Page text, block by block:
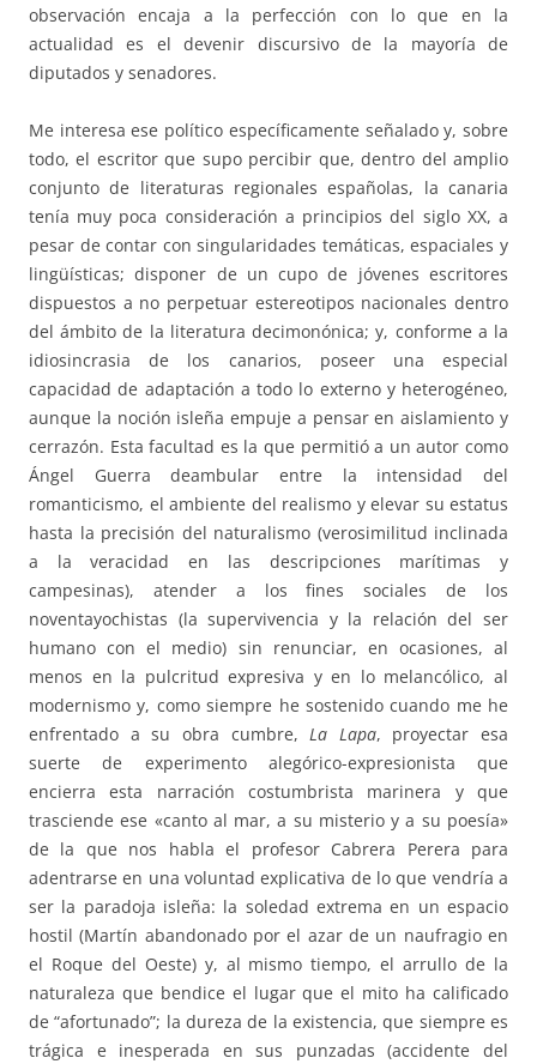
observación encaja a la perfección con lo que en la
actualidad es el devenir discursivo de la mayoría de
diputados y senadores.
Me interesa ese político específicamente señalado y, sobre
todo, el escritor que supo percibir que, dentro del amplio
conjunto de literaturas regionales españolas, la canaria
tenía muy poca consideración a principios del siglo XX, a
pesar de contar con singularidades temáticas, espaciales y
lingüísticas; disponer de un cupo de jóvenes escritores
dispuestos a no perpetuar estereotipos nacionales dentro
del ámbito de la literatura decimonónica; y, conforme a la
idiosincrasia de los canarios, poseer una especial
capacidad de adaptación a todo lo externo y heterogéneo,
aunque la noción isleña empuje a pensar en aislamiento y
cerrazón. Esta facultad es la que permitió a un autor como
Ángel Guerra deambular entre la intensidad del
romanticismo, el ambiente del realismo y elevar su estatus
hasta la precisión del naturalismo (verosimilitud inclinada
a la veracidad en las descripciones marítimas y
campesinas), atender a los fines sociales de los
noventayochistas (la supervivencia y la relación del ser
humano con el medio) sin renunciar, en ocasiones, al
menos en la pulcritud expresiva y en lo melancólico, al
modernismo y, como siempre he sostenido cuando me he
enfrentado a su obra cumbre,La Lapa, proyectar esa
suerte de experimento alegórico-expresionista que
encierra esta narración costumbrista marinera y que
trasciende ese «canto al mar, a su misterio y a su poesía»
de la que nos habla el profesor Cabrera Perera para
adentrarse en una voluntad explicativa de lo que vendría a
ser la paradoja isleña: la soledad extrema en un espacio
hostil (Martín abandonado por el azar de un naufragio en
el Roque del Oeste) y, al mismo tiempo, el arrullo de la
naturaleza que bendice el lugar que el mito ha calificado
de “afortunado”; la dureza de la existencia, que siempre es
trágica e inesperada en sus punzadas (accidente del